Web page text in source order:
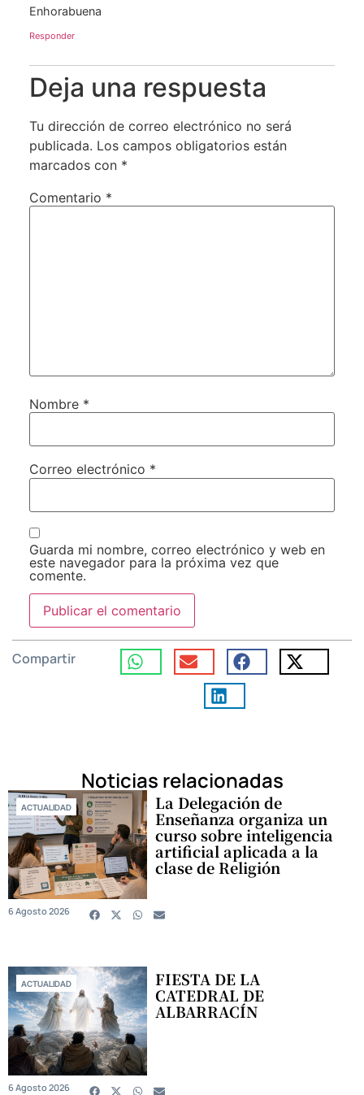
Enhorabuena
Responder
Deja una respuesta
Tu dirección de correo electrónico no será
publicada. Los campos obligatorios están
marcados con *
Comentario *
Nombre *
Correo electrónico *
Guarda mi nombre, correo electrónico y web en
este navegador para la próxima vez que
comente.
Compartir
Noticias relacionadas
ACTUALIDAD La Delegación de
Enseñanza organiza un
curso sobre inteligencia
artificial aplicada a la
clase de Religión
6 Agosto 2026
ACTUALIDAD FIESTA DE LA
CATEDRAL DE
ALBARRACÍN
6 Agosto 2026